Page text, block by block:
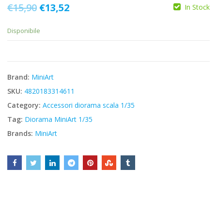
€15,90 Il
€13,52Il
In Stock
Disponibile
Brand: MiniArt
SKU: 4820183314611
Category: Accessori diorama scala 1/35
Tag: Diorama MiniArt 1/35
Brands: MiniArt